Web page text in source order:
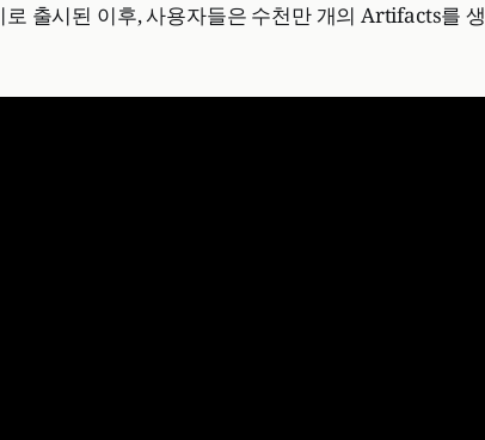
출시된 이후, 사용자들은 수천만 개의 Artifacts를 생